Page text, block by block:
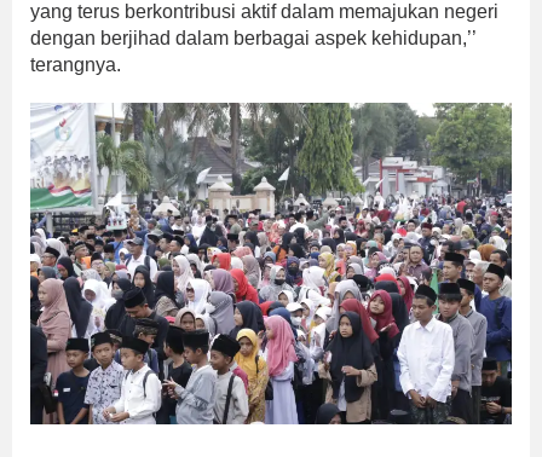
yang terus berkontribusi aktif dalam memajukan negeri
dengan berjihad dalam berbagai aspek kehidupan,’’
terangnya.